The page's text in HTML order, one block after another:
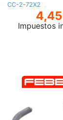
CC-2-72X2
Impuestos